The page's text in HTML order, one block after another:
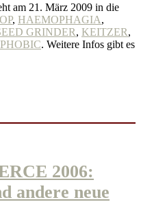
am 21. März 2009 in die
, HAEMOPHAGIA,
GRINDER, KEITZER,
. Weitere Infos gibt es
2006:
andere neue